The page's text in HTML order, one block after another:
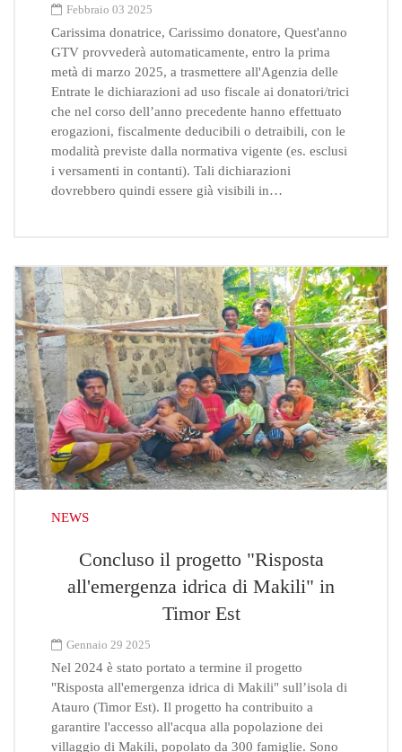
Febbraio 03 2025
Carissima donatrice, Carissimo donatore, Quest'anno
GTV provvederà automaticamente, entro la prima
metà di marzo 2025, a trasmettere all'Agenzia delle
Entrate le dichiarazioni ad uso fiscale ai donatori/trici
che nel corso dell’anno precedente hanno effettuato
erogazioni, fiscalmente deducibili o detraibili, con le
modalità previste dalla normativa vigente (es. esclusi
i versamenti in contanti). Tali dichiarazioni
dovrebbero quindi essere già visibili in…
NEWS
Concluso il progetto "Risposta
all'emergenza idrica di Makili" in
Timor Est
Gennaio 29 2025
Nel 2024 è stato portato a termine il progetto
"Risposta all'emergenza idrica di Makili" sull’isola di
Atauro (Timor Est). Il progetto ha contribuito a
garantire l'accesso all'acqua alla popolazione dei
villaggio di Makili, popolato da 300 famiglie. Sono